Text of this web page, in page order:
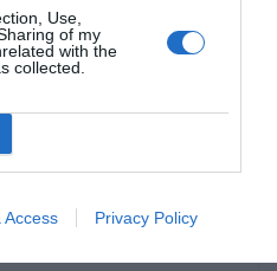
Use,
of my
with the
collected.
Access Privacy Policy
για το ΔΗΡΑΣ ένα
να πάρουν;